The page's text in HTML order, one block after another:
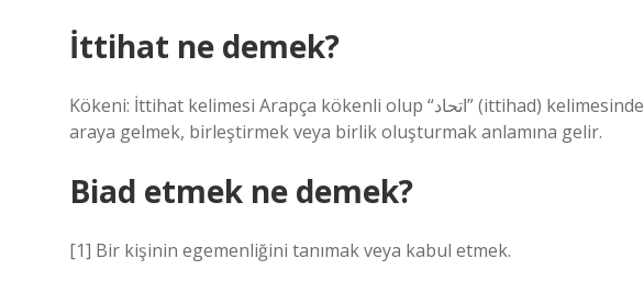
İttihat ne demek?
Kökeni: İttihat kelimesi Arapça kökenli olup “اتحاد” (ittihad) kelimesinden türemiştir. Anlamı: İttihat kelimesi bir
araya gelmek, birleştirmek veya birlik oluşturmak anlamına gelir.
Biad etmek ne demek?
[1] Bir kişinin egemenliğini tanımak veya kabul etmek.